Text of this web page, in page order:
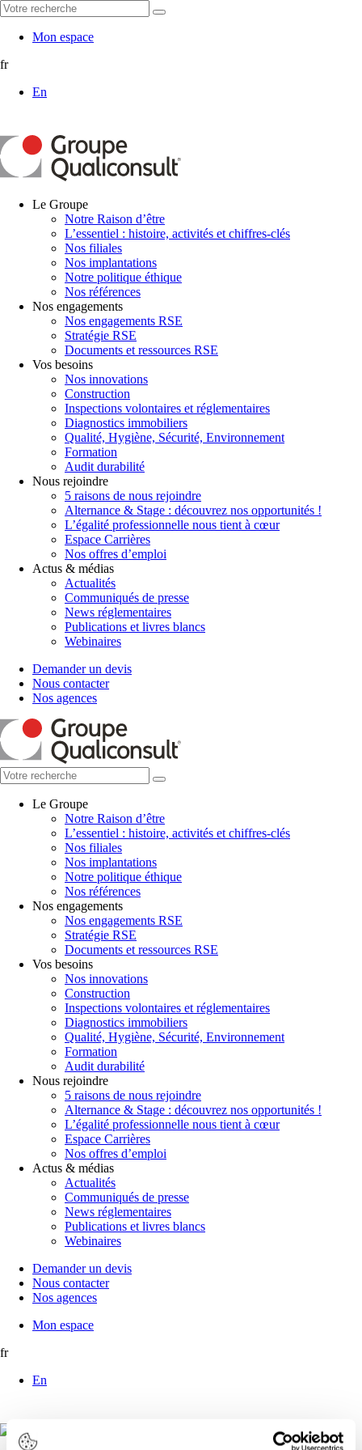
Mon espace
fr
En
Le Groupe
Notre Raison d’être
L’essentiel : histoire, activités et chiffres-clés
Nos filiales
Nos implantations
Notre politique éthique
Nos références
Nos engagements
Nos engagements RSE
Stratégie RSE
Documents et ressources RSE
Vos besoins
Nos innovations
Construction
Inspections volontaires et réglementaires
Diagnostics immobiliers
Qualité, Hygiène, Sécurité, Environnement
Formation
Audit durabilité
Nous rejoindre
5 raisons de nous rejoindre
Alternance & Stage : découvrez nos opportunités !
L’égalité professionnelle nous tient à cœur
Espace Carrières
Nos offres d’emploi
Actus & médias
Actualités
Communiqués de presse
News réglementaires
Publications et livres blancs
Webinaires
Demander un devis
Nous contacter
Nos agences
Le Groupe
Notre Raison d’être
L’essentiel : histoire, activités et chiffres-clés
Nos filiales
Nos implantations
Notre politique éthique
Nos références
Nos engagements
Nos engagements RSE
Stratégie RSE
Documents et ressources RSE
Vos besoins
Nos innovations
Construction
Inspections volontaires et réglementaires
Diagnostics immobiliers
Qualité, Hygiène, Sécurité, Environnement
Formation
Audit durabilité
Nous rejoindre
5 raisons de nous rejoindre
Alternance & Stage : découvrez nos opportunités !
L’égalité professionnelle nous tient à cœur
Espace Carrières
Nos offres d’emploi
Actus & médias
Actualités
Communiqués de presse
News réglementaires
Publications et livres blancs
Webinaires
Demander un devis
Nous contacter
Nos agences
Mon espace
fr
En